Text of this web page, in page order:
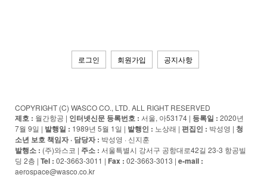
로그인 회원가입 공지사항
COPYRIGHT (C) WASCO CO., LTD. ALL RIGHT RESERVED
제호 : 월간항공 | 인터넷신문 등록번호 : 서울, 아53174 | 등록일 : 2020년
7월 9일 | 발행일 : 1989년 5월 1일 | 발행인 : 노상래 | 편집인 : 박성영 | 청
소년 보호 책임자 · 담당자: 박성영 · 신지훈
발행소 : (주)와스코 | 주소 : 서울특별시 강서구 공항대로42길 23-3 항공빌
딩 2층 | Tel : 02-3663-3011 | Fax : 02-3663-3013 | e-mail :
aerospace@wasco.co.kr